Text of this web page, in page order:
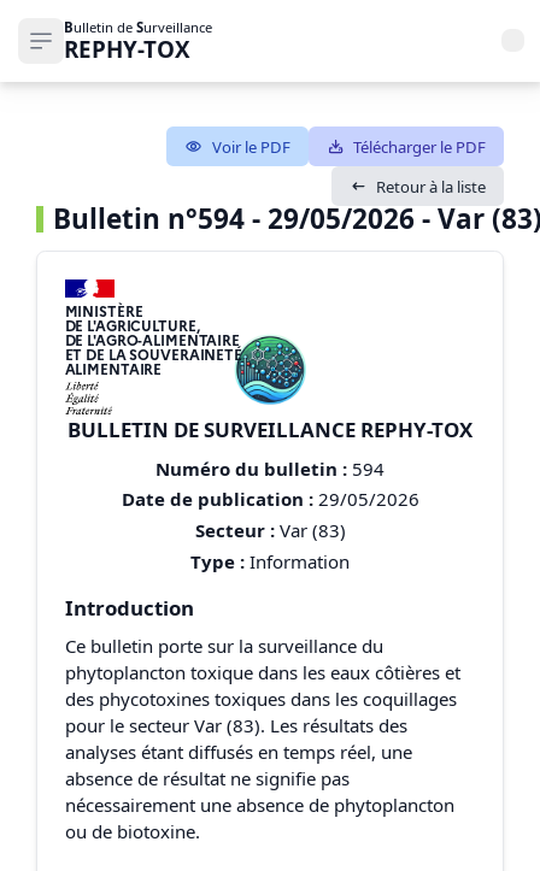
Ouvrir le menu de navigation
Bulletin de Surveillance
REPHY-TOX
Bulletin n°594 - 29/05/2026 - Var
Voir le PDF
Télécharger le PDF
Retour à la liste
MINISTÈRE
DE L'AGRICULTURE,
DE L'AGRO-ALIMENTAIRE
ET DE LA SOUVERAINETÉ
ALIMENTAIRE
BULLETIN DE SURVEILLANCE REPHY-TOX
Numéro du bulletin : 594
Date de publication :29/05/2026
Secteur :Var (83)
Type : Information
Introduction
Ce bulletin porte sur la surveillance du
phytoplancton toxique dans les eaux côtières et
des phycotoxines toxiques dans les coquillages
pour le secteur Var (83). Les résultats des
analyses étant diffusés en temps réel, une
absence de résultat ne signifie pas
nécessairement une absence de phytoplancton
ou de biotoxine.